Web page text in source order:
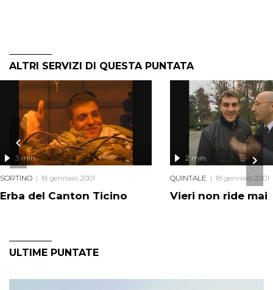
ALTRI SERVIZI DI QUESTA PUNTATA
Erba del Canton Ticino
3 min
SORTINO 18 gennaio 2001
Vieri non ride mai
2 min
QUINTALE 18 gennaio 2001
ULTIME PUNTATE